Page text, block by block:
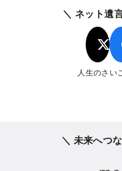
＼ ネット遺
人生のさい
＼ 未来へつ